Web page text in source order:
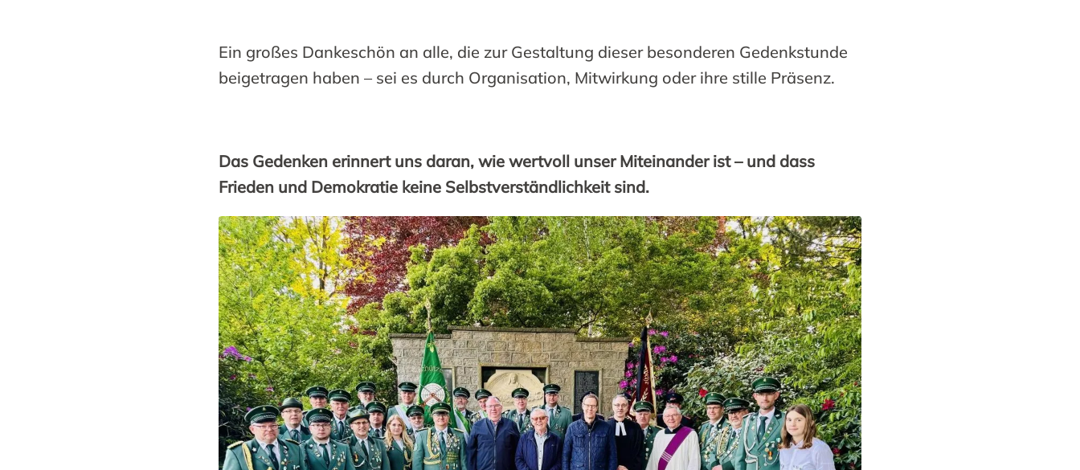
Ein großes Dankeschön an alle, die zur Gestaltung dieser besonderen Gedenkstunde
beigetragen haben – sei es durch Organisation, Mitwirkung oder ihre stille Präsenz.
Das Gedenken erinnert uns daran, wie wertvoll unser Miteinander ist – und dass
Frieden und Demokratie keine Selbstverständlichkeit sind.